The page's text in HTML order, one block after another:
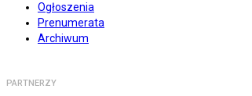
Ogłoszenia
Prenumerata
Archiwum
PARTNERZY